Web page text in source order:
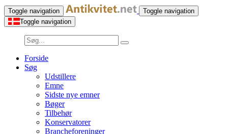
Toggle navigation
Toggle navigation
Toggle navigation
Forside
Søg
Udstillere
Emne
Sidste nye emner
Bøger
Tilbehør
Konservatorer
Brancheforeninger